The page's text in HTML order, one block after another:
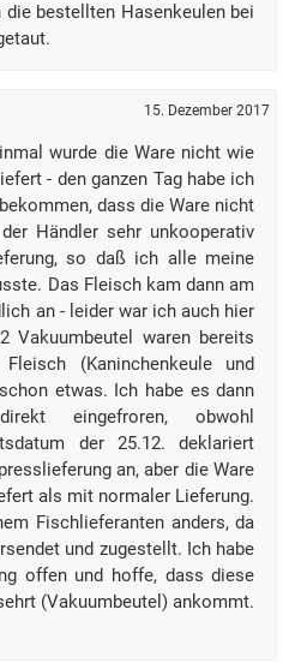
die bestellten Hasenkeulen bei
15. Dezember 2017
wurde die Ware nicht wie
- den ganzen Tag habe ich
dass die Ware nicht
Händler sehr unkooperativ
so daß ich alle meine
Das Fleisch kam dann am
an - leider war ich auch hier
Vakuumbeutel waren bereits
(Kaninchenkeule und
etwas. Ich habe es dann
eingefroren, obwohl
der 25.12. deklariert
an, aber die Ware
als mit normaler Lieferung.
Fischlieferanten anders, da
und zugestellt. Ich habe
offen und hoffe, dass diese
(Vakuumbeutel) ankommt.